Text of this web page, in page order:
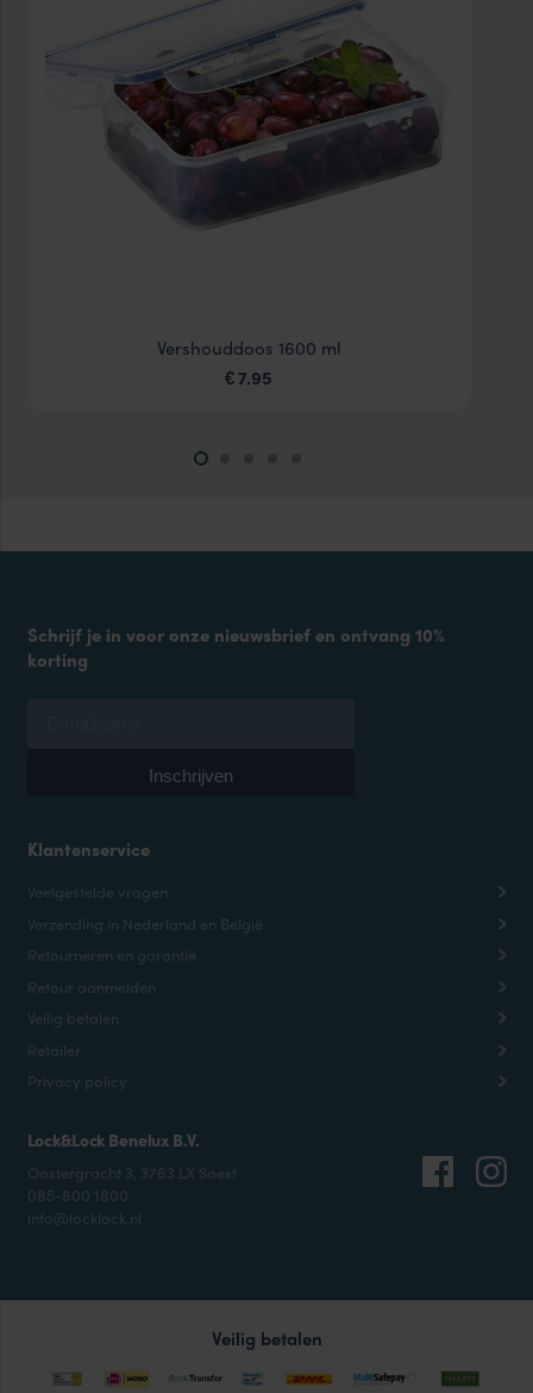
Vershouddoos 1600 ml
€ 7.95
Klantenservice
Veelgestelde vragen
Verzending in Nederland en België
Retourneren en garantie
Retour aanmelden
Veilig betalen
Retailer
Privacy policy
Lock&Lock Benelux B.V.
Oostergracht 3, 3763 LX Soest
085-800 1800
info@locklock.nl
Schrijf je in voor onze nieuwsbrief en ontvang 10%
korting
Veilig betalen